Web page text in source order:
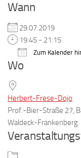
Wann
29.07.2019
19:45 - 21:15
Zum Kalender
Wo
Herbert-Frese-Dojo
Prof.-Bier-Straße 27,
Waldeck-Frankenberg